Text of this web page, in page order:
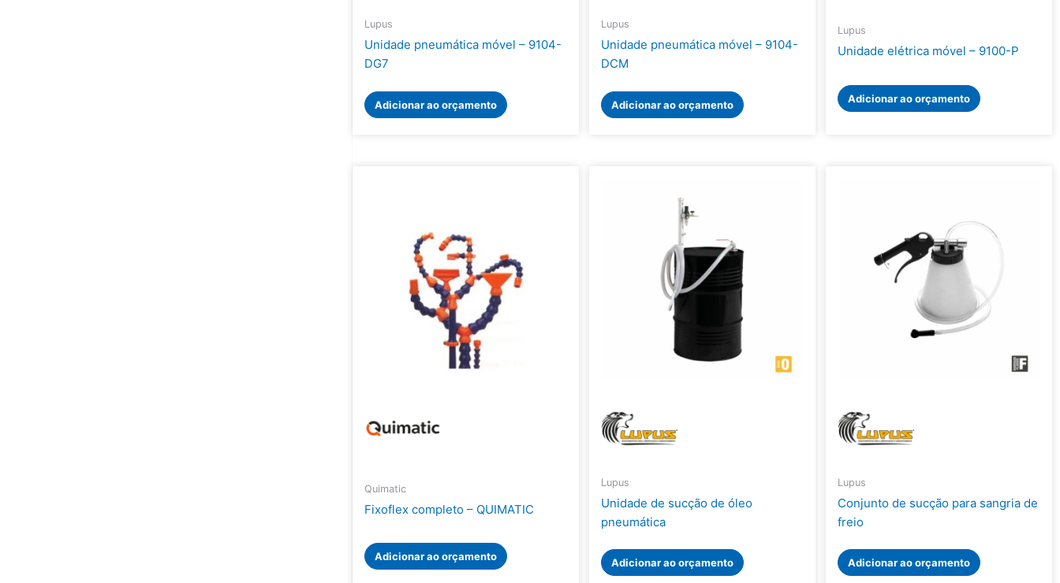
Lupus
Unidade pneumática móvel – 9104-
DG7
Adicionar ao orçamento
Lupus
Unidade pneumática móvel – 9104-
DCM
Adicionar ao orçamento
Lupus
Unidade elétrica móvel – 9100-P
Adicionar ao orçamento
Quimatic
Fixoflex completo – QUIMATIC
Adicionar ao orçamento
Lupus
Unidade de sucção de óleo
pneumática
Adicionar ao orçamento
Lupus
Conjunto de sucção para sangria de
freio
Adicionar ao orçamento